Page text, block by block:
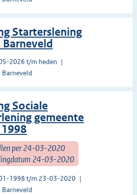
Starterslening
Barneveld
2026 t/m heden
Sociale
gemeente
per 24-03-2020
24-03-2020
1998 t/m 23-03-2020